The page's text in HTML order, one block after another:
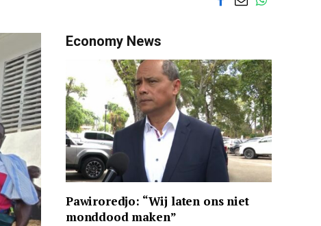
Economy News
Pawiroredjo: “Wij laten ons niet
monddood maken”